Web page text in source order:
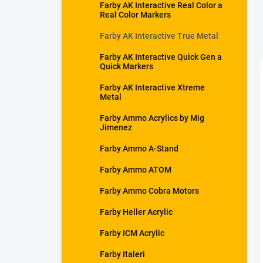
Farby AK Interactive Real Color a
Real Color Markers
Farby AK Interactive True Metal
Farby AK Interactive Quick Gen a
Quick Markers
Farby AK Interactive Xtreme
Metal
Farby Ammo Acrylics by Mig
Jimenez
Farby Ammo A-Stand
Farby Ammo ATOM
Farby Ammo Cobra Motors
Farby Heller Acrylic
Farby ICM Acrylic
Farby Italeri